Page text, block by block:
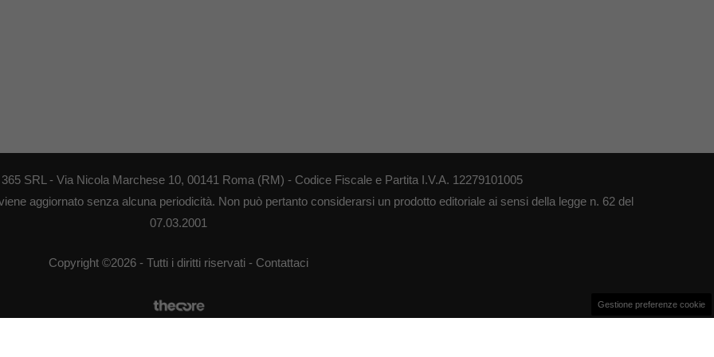
SRL - Via Nicola Marchese 10, 00141 Roma (RM) - Codice Fiscale e Partita I.V.A. 12279101005
aggiornato senza alcuna periodicità. Non può pertanto considerarsi un prodotto editoriale ai sensi della legge n. 62 del
07.03.2001
Copyright ©2026 - Tutti i diritti riservati - Contattaci
Gestione preferenze cookie